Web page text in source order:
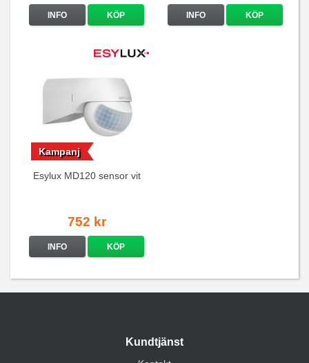
INFO KÖP INFO KÖP
Esylux MD120 sensor vit
Kampanj
752 kr
INFO KÖP
Kundtjänst